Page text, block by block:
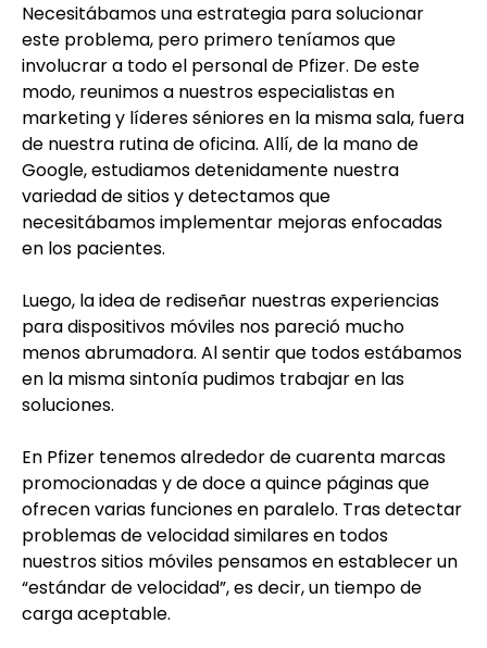
Necesitábamos una estrategia para solucionar
este problema, pero primero teníamos que
involucrar a todo el personal de Pfizer. De este
modo, reunimos a nuestros especialistas en
marketing y líderes séniores en la misma sala, fuera
de nuestra rutina de oficina. Allí, de la mano de
Google, estudiamos detenidamente nuestra
variedad de sitios y detectamos que
necesitábamos implementar mejoras enfocadas
en los pacientes.
Luego, la idea de rediseñar nuestras experiencias
para dispositivos móviles nos pareció mucho
menos abrumadora. Al sentir que todos estábamos
en la misma sintonía pudimos trabajar en las
soluciones.
En Pfizer tenemos alrededor de cuarenta marcas
promocionadas y de doce a quince páginas que
ofrecen varias funciones en paralelo. Tras detectar
problemas de velocidad similares en todos
nuestros sitios móviles pensamos en establecer un
“estándar de velocidad”, es decir, un tiempo de
carga aceptable.